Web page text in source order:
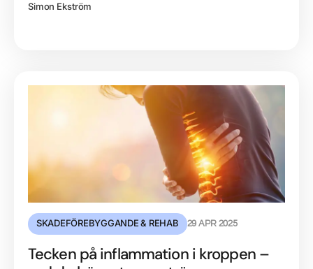
Simon Ekström
SKADEFÖREBYGGANDE & REHAB 29 APR 2025
Tecken på inflammation i kroppen –